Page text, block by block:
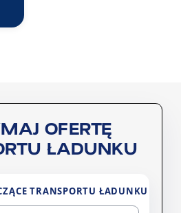
OFERTĘ
ŁADUNKU
TRANSPORTU ŁADUNKU